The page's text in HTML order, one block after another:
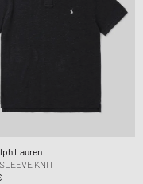
Lauren
KNIT